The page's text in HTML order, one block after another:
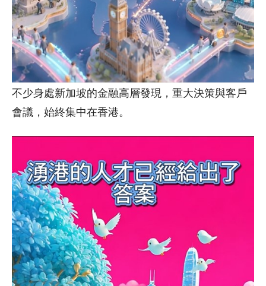
不少身處新加坡的金融高層發現，重大決策與客戶
會議，始終集中在香港。